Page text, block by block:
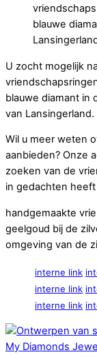
blauwe
U zocht mogelijk
blauwe diamant in
van Lansingerland.
Wil u meer weten
aanbieden? Onze
zoeken van de
in gedachten heeft
handgemaakte
geelgoud bij de
omgeving van de
interne link
interne link
interne link